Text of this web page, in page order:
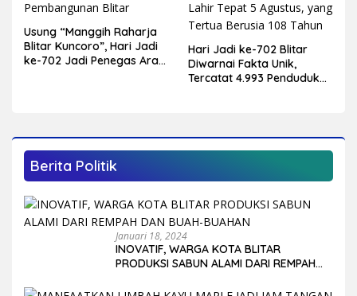
Usung “Manggih Raharja
Blitar Kuncoro”, Hari Jadi
ke-702 Jadi Penegas Arah
Hari Jadi ke-702 Blitar
Diwarnai Fakta Unik,
Tercatat 4.993 Penduduk
Berita Politik
Januari 18, 2024
INOVATIF, WARGA KOTA BLITAR
PRODUKSI SABUN ALAMI DARI REMPAH